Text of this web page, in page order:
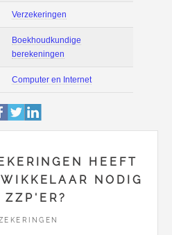
€ 3.100 tot € 4.500
maand
€ 90 per uur ex
HEEFT
NODIG
ZZP'ER?